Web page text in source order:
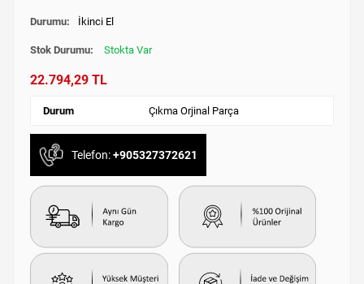
Durumu: İkinci El
Stok Durumu: Stokta Var
22.794,29 TL
Durum Çıkma Orjinal Parça
Telefon:+905327372621